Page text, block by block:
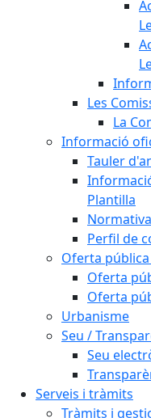
Les
La
Informació
Tauler
Plantilla
Perfil de
Oferta
Oferta
Oferta
Urbanisme
Seu /
Seu
Serveis i tràmits
Tràmits i